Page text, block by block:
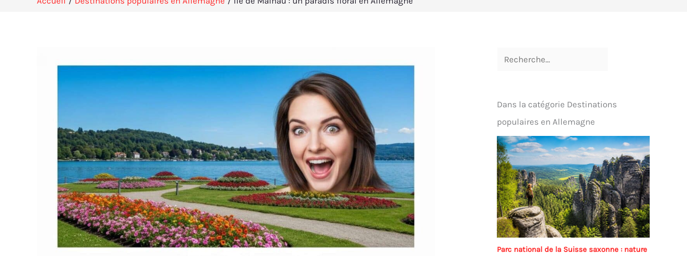
Dans la catégorie Destinations
populaires en Allemagne
Parc national de la Suisse saxonne : nature